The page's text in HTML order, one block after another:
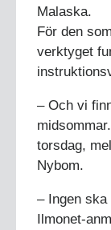
Malaska.
För den
verktyget
– Och vi
torsdag,
Nybom.
– Ingen ska
Ilmonet-